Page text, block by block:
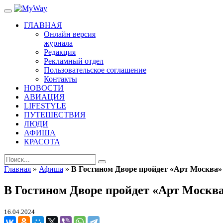
ГЛАВНАЯ
Онлайн версия
журнала
Редакция
Рекламный отдел
Пользовательское соглашение
Контакты
НОВОСТИ
АВИАЦИЯ
LIFESTYLE
ПУТЕШЕСТВИЯ
ЛЮДИ
АФИША
КРАСОТА
Главная » Афиша » В Гостином Дворе пройдет «Арт Москва»
В Гостином Дворе пройдет «Арт
16.04.2024